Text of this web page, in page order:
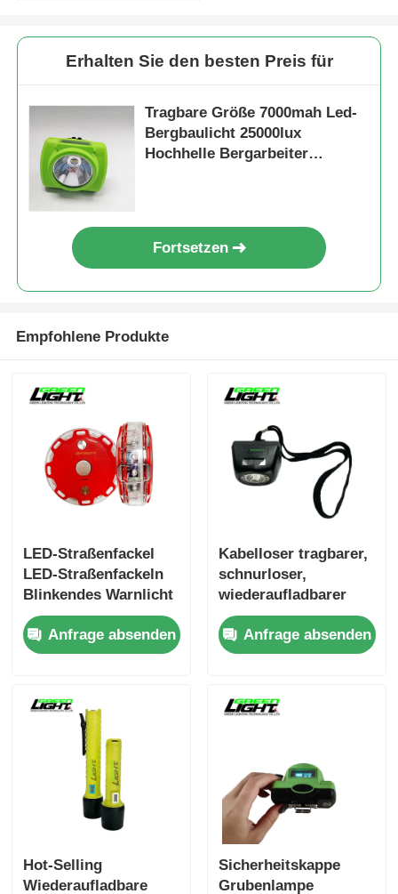
Erhalten Sie den besten Preis für
Tragbare Größe 7000mah Led-
Bergbaulicht 25000lux
Hochhelle Bergarbeiter
Fortsetzen
Empfohlene Produkte
LED-Straßenfackel
LED-Straßenfackeln
Blinkendes Warnlicht
LED-Fackeln Ampeln
Straßenwarnlicht
Anfrage absenden
Kabelloser tragbarer,
schnurloser,
wiederaufladbarer
Scheinwerfer
100000H für
unterirdische
Anfrage absenden
Hot-Selling
Wiederaufladbare
Sicherheitskappe
Grubenlampe